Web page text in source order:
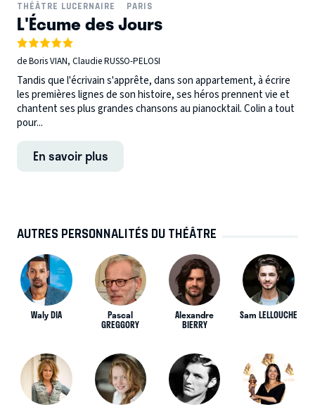
THÉÂTRE LUCERNAIRE
PARIS
L'Écume des Jours
de Boris VIAN, Claudie RUSSO-PELOSI
Tandis que l'écrivain s'apprête, dans son appartement, à écrire
les premières lignes de son histoire, ses héros prennent vie et
chantent ses plus grandes chansons au pianocktail. Colin a tout
pour...
En savoir plus
AUTRES PERSONNALITÉS DU THÉÂTRE
Waly DIA Pascal
GREGGORY
Alexandre
BIERRY
Sam LELLOUCHE